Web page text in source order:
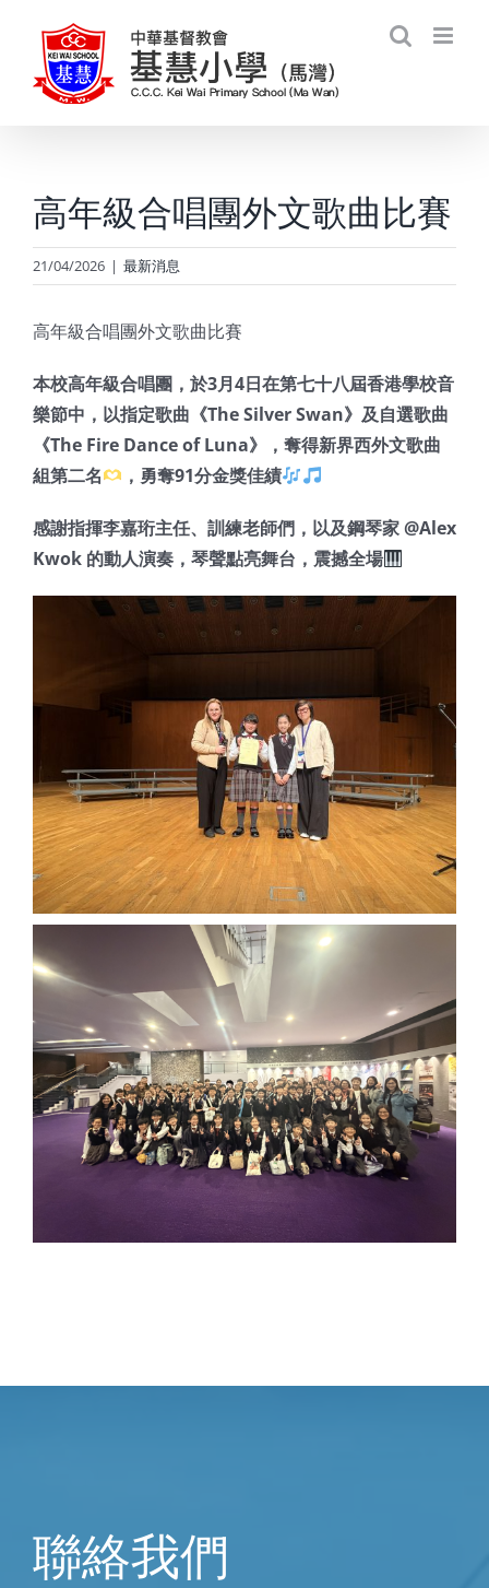
content
高年級合唱團外文歌曲比賽
21/04/2026 | 最新消息
高年級合唱團外文歌曲比賽
本校高年級合唱團，於3月4日在第七十八屆香港學校音
樂節中，以指定歌曲《The Silver Swan》及自選歌曲
《The Fire Dance of Luna》，奪得新界西外文歌曲
組第二名
，勇奪91分金獎佳績
感謝指揮李嘉珩主任、訓練老師們，以及鋼琴家 @Alex
Kwok 的動人演奏，琴聲點亮舞台，震撼全場
聯絡我們